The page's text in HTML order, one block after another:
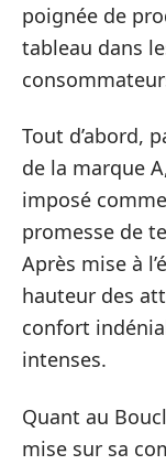
poignée de
tableau dans
Tout d’abord,
de la marque
imposé
promesse de
Après mise à
hauteur des
confort
intenses.
Quant au
mise sur sa